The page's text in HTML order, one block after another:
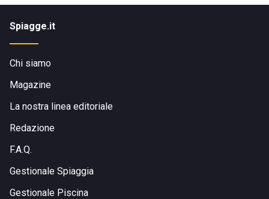
Spiagge.it
Chi siamo
Magazine
La nostra linea editoriale
Redazione
F.A.Q.
Gestionale Spiaggia
Gestionale Piscina